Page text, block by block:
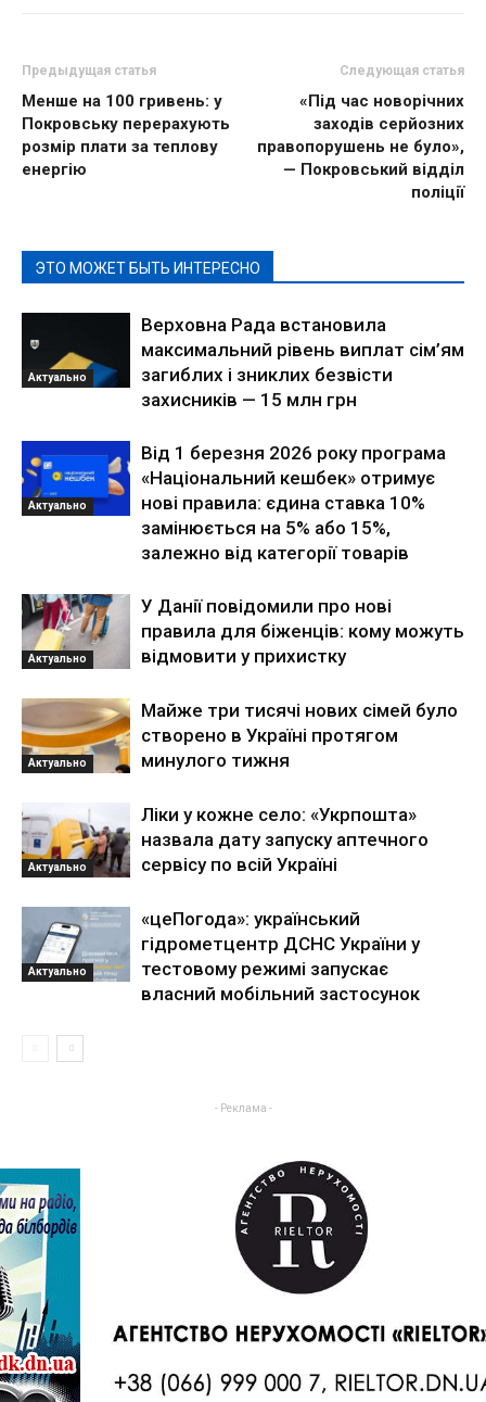
Предыдущая статья
Менше на 100 гривень: у
Покровську перерахують
розмір плати за теплову
енергію
Следующая статья
«Під час новорічних
заходів серйозних
правопорушень не було»,
— Покровський відділ
поліції
ЭТО МОЖЕТ БЫТЬ ИНТЕРЕСНО
Актуально
Верховна Рада встановила
максимальний рівень виплат сім’ям
загиблих і зниклих безвісти
захисників — 15 млн грн
Актуально
Від 1 березня 2026 року програма
«Національний кешбек» отримує
нові правила: єдина ставка 10%
замінюється на 5% або 15%,
залежно від категорії товарів
Актуально
У Данії повідомили про нові
правила для біженців: кому можуть
відмовити у прихистку
Актуально
Майже три тисячі нових сімей було
створено в Україні протягом
минулого тижня
Актуально
Ліки у кожне село: «Укрпошта»
назвала дату запуску аптечного
сервісу по всій Україні
Актуально
«цеПогода»: український
гідрометцентр ДСНС України у
тестовому режимі запускає
власний мобільний застосунок
- Реклама -